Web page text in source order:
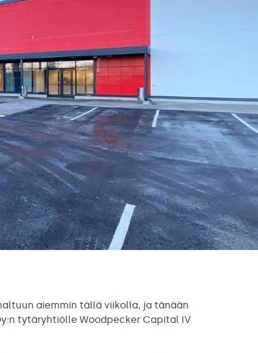
aiemmin tällä viikolla, ja tänään
tytäryhtiölle Woodpecker Capital IV